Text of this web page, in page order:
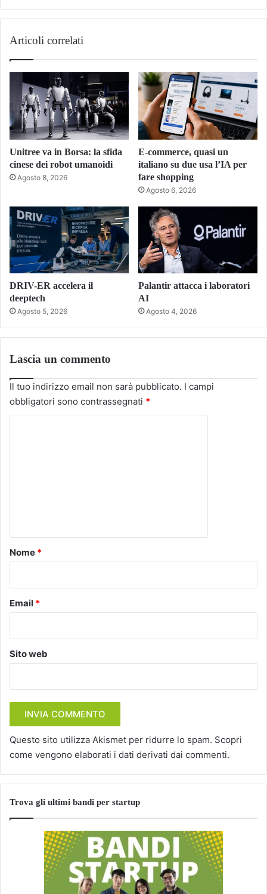
Articoli correlati
Unitree va in Borsa: la sfida
cinese dei robot umanoidi
Agosto 8, 2026
E-commerce, quasi un
italiano su due usa l’IA per
fare shopping
Agosto 6, 2026
DRIV-ER accelera il
deeptech
Agosto 5, 2026
Palantir attacca i laboratori
AI
Agosto 4, 2026
Lascia un commento
Il tuo indirizzo email non sarà pubblicato. I campi
obbligatori sono contrassegnati *
o
Nome *
Email *
Sito web
Questo sito utilizza Akismet per ridurre lo spam. Scopri
come vengono elaborati i dati derivati dai commenti.
Trova gli ultimi bandi per startup